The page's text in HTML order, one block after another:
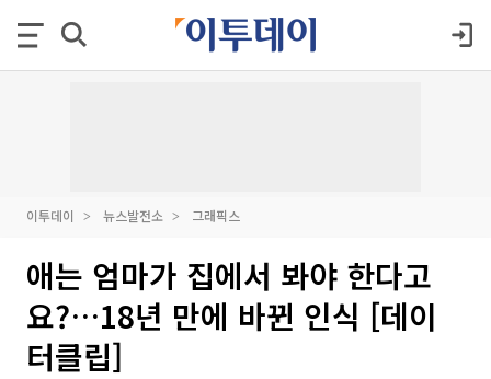
이투데이 뉴스발전소 그래픽스
애는 엄마가 집에서 봐야 한다고
요?…18년 만에 바뀐 인식 [데이
터클립]